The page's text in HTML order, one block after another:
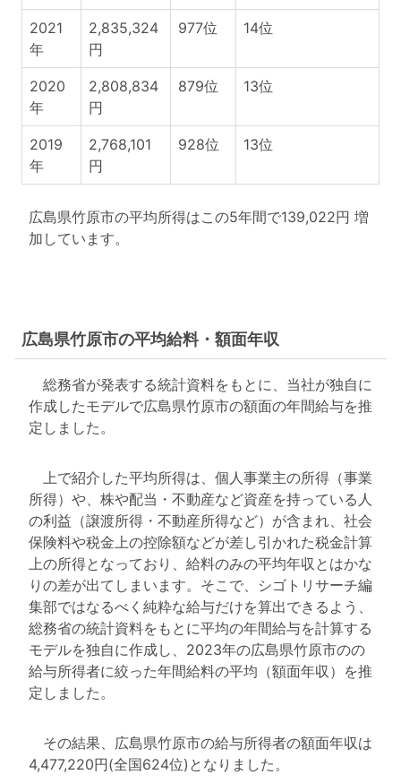
2021
年
2,835,324
円
977位 14位
2020
年
2,808,834
円
879位 13位
2019
年
2,768,101
円
928位 13位
広島県竹原市の平均所得はこの5年間で139,022円 増
加しています。
広島県竹原市の平均給料・額面年収
総務省が発表する統計資料をもとに、当社が独自に
作成したモデルで広島県竹原市の額面の年間給与を推
定しました。
上で紹介した平均所得は、個人事業主の所得（事業
所得）や、株や配当・不動産など資産を持っている人
の利益（譲渡所得・不動産所得など）が含まれ、社会
保険料や税金上の控除額などが差し引かれた税金計算
上の所得となっており、給料のみの平均年収とはかな
りの差が出てしまいます。そこで、シゴトリサーチ編
集部ではなるべく純粋な給与だけを算出できるよう、
総務省の統計資料をもとに平均の年間給与を計算する
モデルを独自に作成し、2023年の広島県竹原市のの
給与所得者に絞った年間給料の平均（額面年収）を推
定しました。
その結果、広島県竹原市の給与所得者の額面年収は
4,477,220円(全国624位)となりました。